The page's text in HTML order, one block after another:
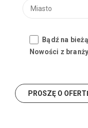
Bądź na
Nowości z